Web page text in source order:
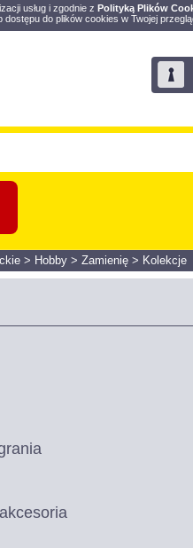
usług i zgodnie z Polityką Plików
dostępu do plików cookies w Twojej
> Hobby > Zamienię > Kolekcje